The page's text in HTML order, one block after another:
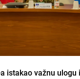
istakao važnu